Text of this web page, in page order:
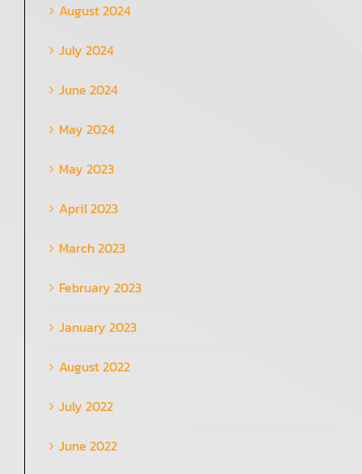
August 2024
July 2024
June 2024
May 2024
May 2023
April 2023
March 2023
February 2023
January 2023
August 2022
July 2022
June 2022